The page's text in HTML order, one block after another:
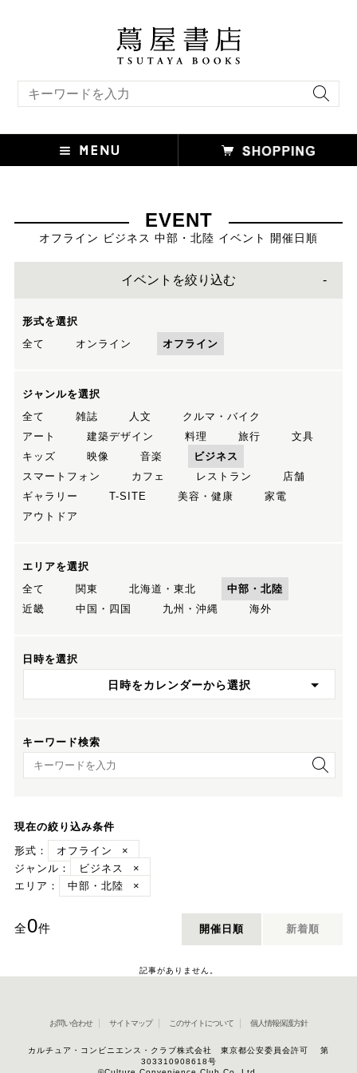
EVENT
オフライン ビジネス 中部・北陸 イベント 開催日順
イベントを絞り込む
形式を選択
全て
オンライン オフライン
ジャンルを選択
全て
雑誌 人文
クルマ・バイク
アート
建築デザイン 料理 旅行
文具
キッズ
映像 音楽
ビジネス
スマートフォン
カフェ レストラン
店舗
ギャラリー
T-SITE 美容・健康
家電
アウトドア
エリアを選択
全て
関東 北海道・東北
中部・北陸
近畿
中国・四国 九州・沖縄 海外
日時を選択
日時をカレンダーから選択
キーワード検索
キーワード検索
現在の絞り込み条件
形式：
オフライン
×
ジャンル：
ビジネス
×
エリア：
中部・北陸 ×
全0件 開催日順 新着順
記事がありません。
お問い合わせ サイトマップ このサイトについて 個人情報保護方針
カルチュア・コンビニエンス・クラブ株式会社 東京都公安委員会許可 第
303310908618号